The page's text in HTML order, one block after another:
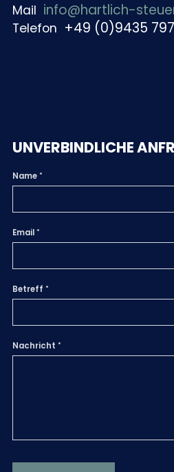
Mail info@hartlich-
Telefon +49 (0)9435
UNVERBINDLICHE
Name
Email
Betreff
Nachricht